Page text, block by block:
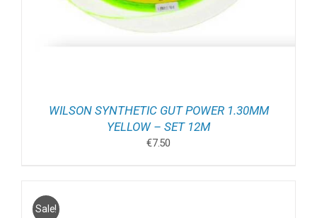
WILSON SYNTHETIC GUT POWER 1.30MM
YELLOW – SET 12M
€7.50
Sale!